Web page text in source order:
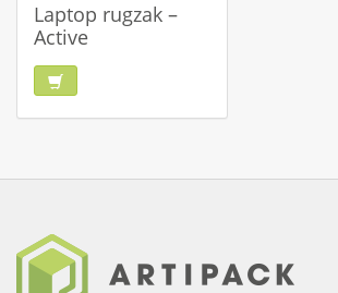
Laptop rugzak –
Active